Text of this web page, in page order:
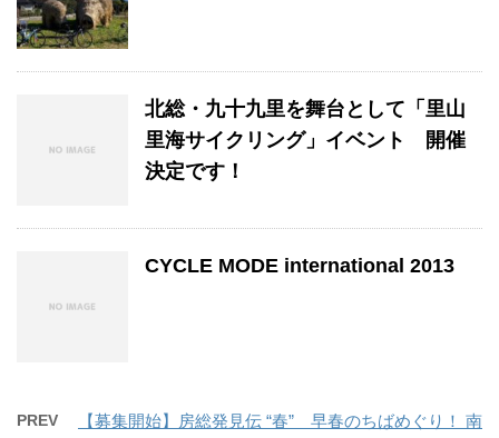
北総・九十九里を舞台として「里山
里海サイクリング」イベント 開催
決定です！
CYCLE MODE international 2013
PREV
【募集開始】房総発見伝 “春” 早春のちばめぐり！ 南